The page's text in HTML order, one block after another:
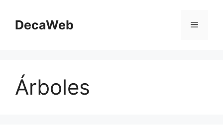
contenido
DecaWeb Menú
Árboles